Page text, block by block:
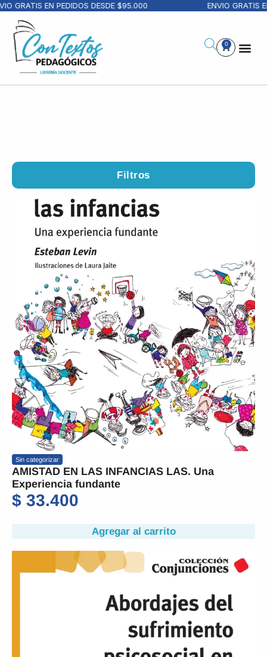
EN PEDIDOS DESDE $95.000 ENVIO GRATIS EN
0
Filtros
Sin categorizar
AMISTAD EN LAS INFANCIAS LAS. Una
Experiencia fundante
$ 33.400
Agregar al carrito